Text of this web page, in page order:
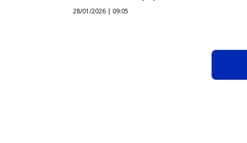
28/01/2026 | 09:05